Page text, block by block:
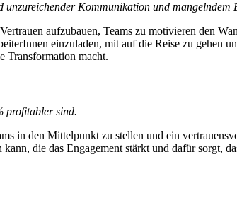
Kommunikation und mangelndem
aufzubauen, Teams zu motivieren den
einzuladen, mit auf die Reise zu gehen
Transformation macht.
profitabler sind.
in den Mittelpunkt zu stellen und ein
die das Engagement stärkt und dafür sorgt,